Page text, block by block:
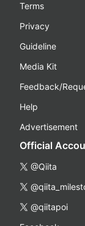
Terms
Privacy
Guideline
Media Kit
Feedback/
Help
Advertisement
Official
@Qiita
@qiitapoi